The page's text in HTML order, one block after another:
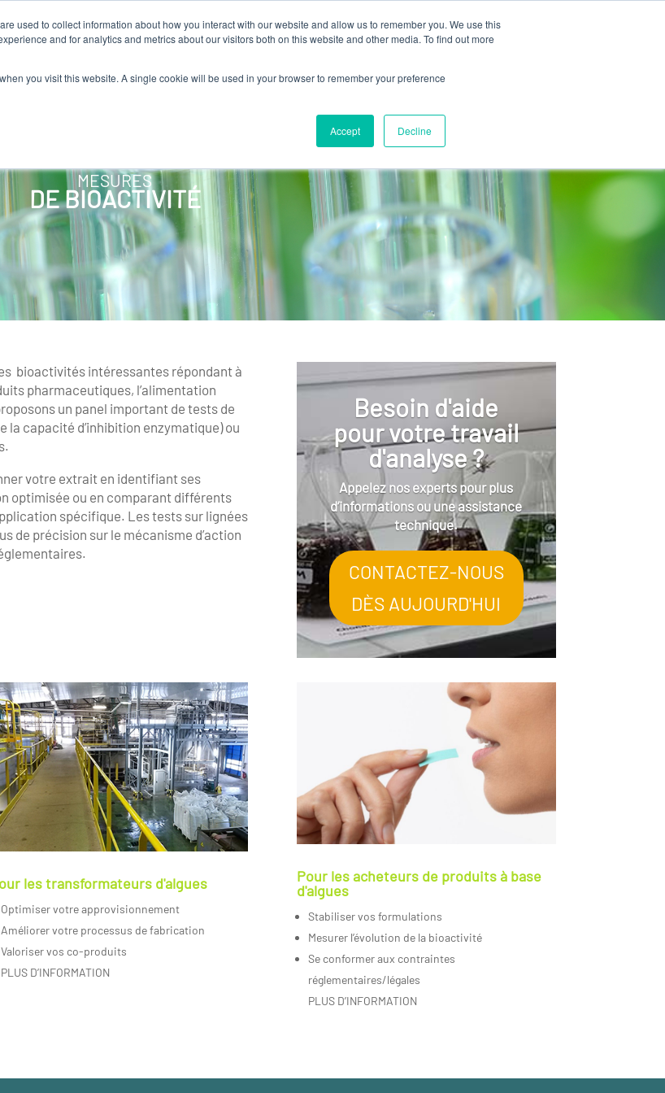
used to collect information about how you interact with our website and allow us to remember you. We use this
and for analytics and metrics about our visitors both on this website and other media. To find out more
you visit this website. A single cookie will be used in your browser to remember your preference
Accept Decline
NOS PRODUITS ALGAIA SERVICES INNOVATION CARRIÈRES ACTUALITÉS
MESURES
DE BIOACTIVITÉ
bioactivités intéressantes répondant à
pharmaceutiques, l’alimentation
un panel important de tests de
capacité d’inhibition enzymatique) ou
votre extrait en identifiant ses
optimisée ou en comparant différents
spécifique. Les tests sur lignées
de précision sur le mécanisme d’action
Besoin d'aide
pour votre travail
d'analyse ?
Appelez nos experts pour plus
d’informations ou une assistance
technique.
CONTACTEZ-NOUS
DÈS AUJOURD'HUI
les transformateurs d'algues
Optimiser votre approvisionnement
Améliorer votre processus de fabrication
Valoriser vos co-produits
PLUS D’INFORMATION
Pour les acheteurs de produits à base
d'algues
Stabiliser vos formulations
Mesurer l’évolution de la bioactivité
Se conformer aux contraintes
réglementaires/légales
PLUS D’INFORMATION